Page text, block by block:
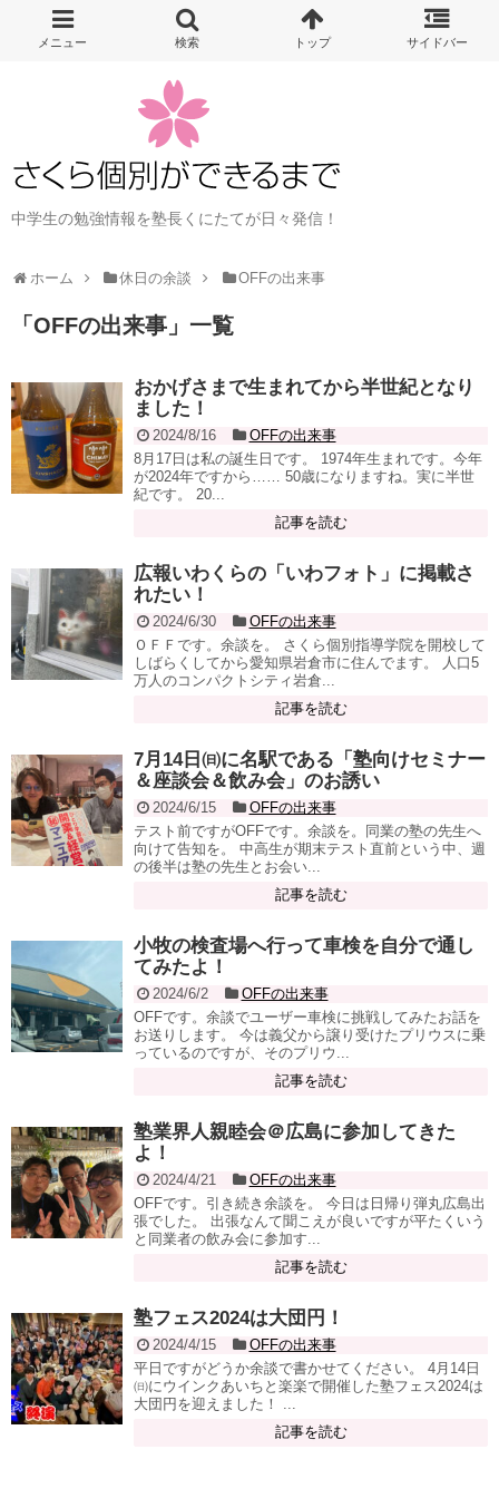
中学生の勉強情報を塾長くにたてが日々発信！
ホーム 休日の余談 OFFの出来事
「 OFFの出来事 」 一覧
おかげさまで生まれてから半世紀となり
ました！
2024/8/16
OFFの出来事
8月17日は私の誕生日です。 1974年生まれです。今年
が2024年ですから…… 50歳になりますね。実に半世
紀です。 20...
記事を読む
広報いわくらの「いわフォト」に掲載さ
れたい！
2024/6/30
OFFの出来事
ＯＦＦです。余談を。 さくら個別指導学院を開校して
しばらくしてから愛知県岩倉市に住んでます。 人口5
万人のコンパクトシティ岩倉...
記事を読む
7月14日㈰に名駅である「塾向けセミナー
＆座談会＆飲み会」のお誘い
2024/6/15
OFFの出来事
テスト前ですがOFFです。余談を。同業の塾の先生へ
向けて告知を。 中高生が期末テスト直前という中、週
の後半は塾の先生とお会い...
記事を読む
小牧の検査場へ行って車検を自分で通し
てみたよ！
2024/6/2
OFFの出来事
OFFです。余談でユーザー車検に挑戦してみたお話を
お送りします。 今は義父から譲り受けたプリウスに乗
っているのですが、そのプリウ...
記事を読む
塾業界人親睦会＠広島に参加してきた
よ！
2024/4/21
OFFの出来事
OFFです。引き続き余談を。 今日は日帰り弾丸広島出
張でした。 出張なんて聞こえが良いですが平たくいう
と同業者の飲み会に参加す...
記事を読む
塾フェス2024は大団円！
2024/4/15
OFFの出来事
平日ですがどうか余談で書かせてください。 4月14日
㈰にウインクあいちと楽楽で開催した塾フェス2024は
大団円を迎えました！ ...
記事を読む